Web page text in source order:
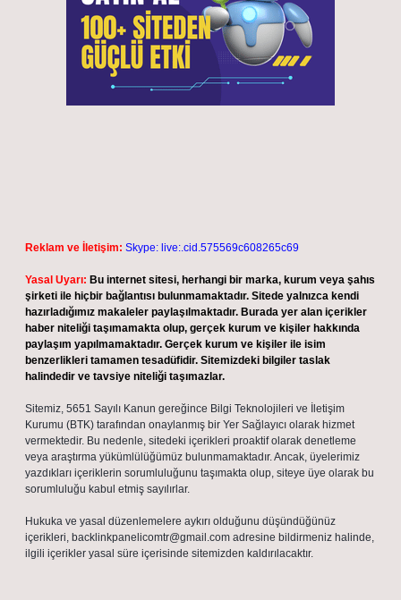
Reklam ve İletişim: Skype: live:.cid.575569c608265c69
Yasal Uyarı: Bu internet sitesi, herhangi bir marka, kurum veya şahıs
şirketi ile hiçbir bağlantısı bulunmamaktadır. Sitede yalnızca kendi
hazırladığımız makaleler paylaşılmaktadır. Burada yer alan içerikler
haber niteliği taşımamakta olup, gerçek kurum ve kişiler hakkında
paylaşım yapılmamaktadır. Gerçek kurum ve kişiler ile isim
benzerlikleri tamamen tesadüfidir. Sitemizdeki bilgiler taslak
halindedir ve tavsiye niteliği taşımazlar.
Sitemiz, 5651 Sayılı Kanun gereğince Bilgi Teknolojileri ve İletişim
Kurumu (BTK) tarafından onaylanmış bir Yer Sağlayıcı olarak hizmet
vermektedir. Bu nedenle, sitedeki içerikleri proaktif olarak denetleme
veya araştırma yükümlülüğümüz bulunmamaktadır. Ancak, üyelerimiz
yazdıkları içeriklerin sorumluluğunu taşımakta olup, siteye üye olarak bu
sorumluluğu kabul etmiş sayılırlar.
Hukuka ve yasal düzenlemelere aykırı olduğunu düşündüğünüz
içerikleri, backlinkpanelicomtr@gmail.com adresine bildirmeniz halinde,
ilgili içerikler yasal süre içerisinde sitemizden kaldırılacaktır.